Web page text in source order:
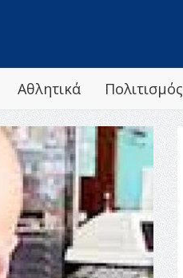
Αθλητικά Πολιτισμός